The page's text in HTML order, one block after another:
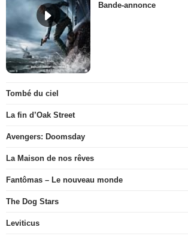
Bande-annonce
Tombé du ciel
La fin d’Oak Street
Avengers: Doomsday
La Maison de nos rêves
Fantômas – Le nouveau monde
The Dog Stars
Leviticus